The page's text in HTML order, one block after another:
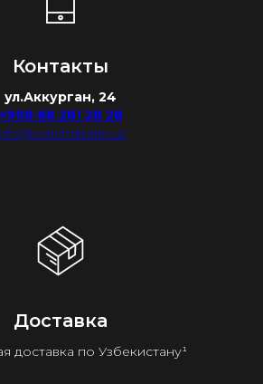
Контакты
ул.Аккурган, 24
+998 88 281 28 28
Доставка
доставка по Узбекистану¹